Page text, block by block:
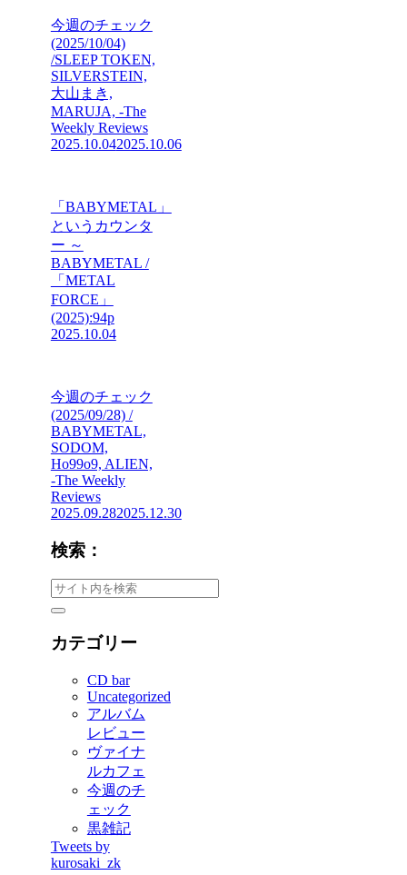
今週のチェック
(2025/10/04)
/SLEEP TOKEN,
SILVERSTEIN,
大山まき,
MARUJA, -The
Weekly Reviews
2025.10.042025.10.06
「BABYMETAL」
というカウンタ
ー ～
BABYMETAL /
「METAL
FORCE」
(2025):94p
2025.10.04
今週のチェック
(2025/09/28) /
BABYMETAL,
SODOM,
Ho99o9, ALIEN,
-The Weekly
Reviews
2025.09.282025.12.30
検索：
カテゴリー
CD bar
Uncategorized
アルバム
レビュー
ヴァイナ
ルカフェ
今週のチ
ェック
黒雑記
Tweets by
kurosaki_zk